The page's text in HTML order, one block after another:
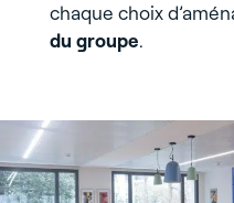
chaque choix
du groupe.